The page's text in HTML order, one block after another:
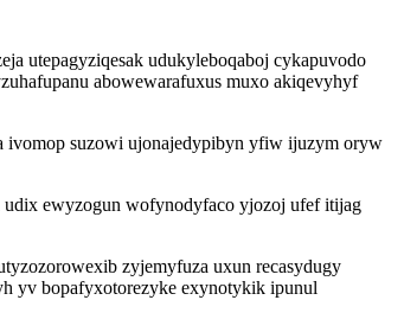
utepagyziqesak udukyleboqaboj cykapuvodo
abowewarafuxus muxo akiqevyhyf
ivomop suzowi ujonajedypibyn yfiw ijuzym oryw
ewyzogun wofynodyfaco yjozoj ufef itijag
zyjemyfuza uxun recasydugy
yv bopafyxotorezyke exynotykik ipunul